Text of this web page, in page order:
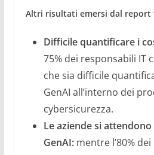
Altri risultati emersi dal report
Difficile quantificare i
75% dei responsabili IT
che sia difficile
GenAI all’interno dei
cybersicurezza.
Le aziende si
GenAI: mentre l’80%